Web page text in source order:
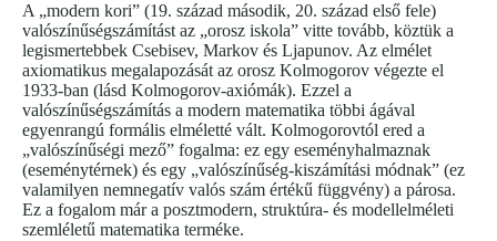
A „modern kori” (19. század második, 20. század első fele)
valószínűségszámítást az „orosz iskola” vitte tovább, köztük a
legismertebbek Csebisev, Markov és Ljapunov. Az elmélet
axiomatikus megalapozását az orosz Kolmogorov végezte el
1933-ban (lásd Kolmogorov-axiómák). Ezzel a
valószínűségszámítás a modern matematika többi ágával
egyenrangú formális elméletté vált. Kolmogorovtól ered a
„valószínűségi mező” fogalma: ez egy eseményhalmaznak
(eseménytérnek) és egy „valószínűség-kiszámítási módnak” (ez
valamilyen nemnegatív valós szám értékű függvény) a párosa.
Ez a fogalom már a posztmodern, struktúra- és modellelméleti
szemléletű matematika terméke.